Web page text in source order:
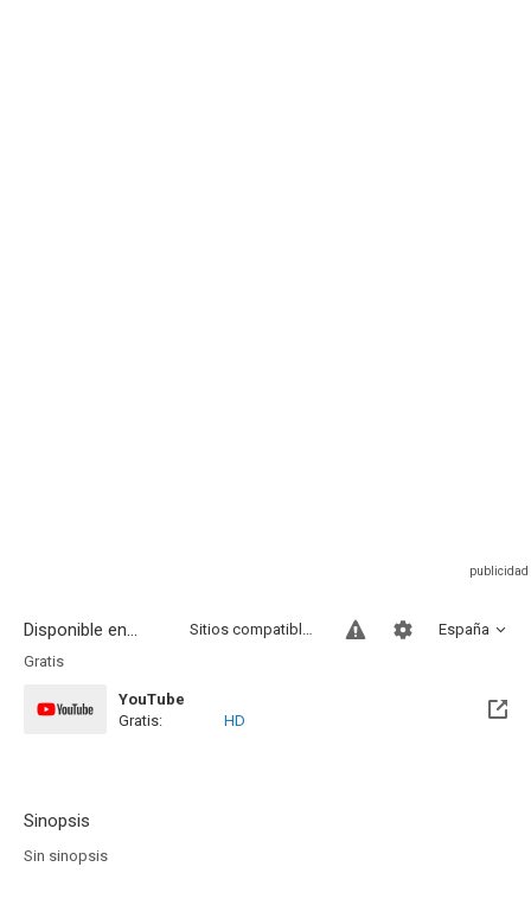
Disponible en... España
Sitios compatibles
Gratis
YouTube
Gratis:
HD
Sinopsis
Sin sinopsis